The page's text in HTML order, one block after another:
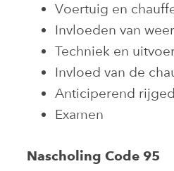
Voertuig en
Invloeden van
Techniek en
Invloed van de
Anticiperend
Examen
Nascholing Code 95